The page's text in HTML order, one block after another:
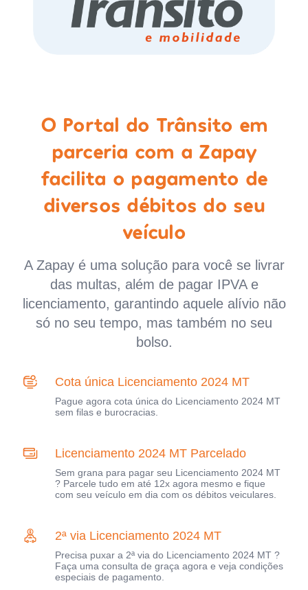
O Portal do Trânsito em
parceria com a Zapay
facilita o pagamento de
diversos débitos do seu
veículo
A Zapay é uma solução para você se livrar
das multas, além de pagar IPVA e
licenciamento, garantindo aquele alívio não
só no seu tempo, mas também no seu
bolso.
Cota única Licenciamento 2024 MT
Pague agora cota única do Licenciamento 2024 MT
sem filas e burocracias.
Licenciamento 2024 MT Parcelado
Sem grana para pagar seu Licenciamento 2024 MT
? Parcele tudo em até 12x agora mesmo e fique
com seu veículo em dia com os débitos veiculares.
2ª via Licenciamento 2024 MT
Precisa puxar a 2ª via do Licenciamento 2024 MT ?
Faça uma consulta de graça agora e veja condições
especiais de pagamento.